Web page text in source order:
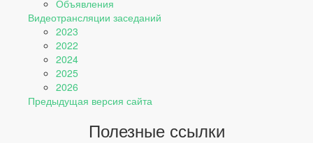
Объявления
Видеотрансляции заседаний
2023
2022
2024
2025
2026
Предыдущая версия сайта
Полезные ссылки